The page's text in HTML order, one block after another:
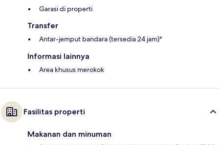
Garasi di properti
Transfer
Antar-jemput bandara (tersedia 24 jam)*
Informasi lainnya
Area khusus merokok
Fasilitas properti
Makanan dan minuman